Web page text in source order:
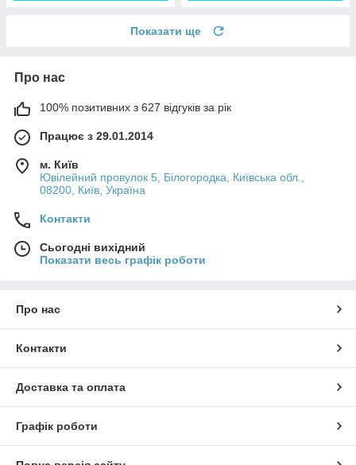
Показати ще
Про нас
100% позитивних з 627 відгуків за рік
Працює з 29.01.2014
м. Київ
Ювілейний провулок 5, Білогородка, Київська обл.,
08200, Київ, Україна
Контакти
Сьогодні вихідний
Показати весь графік роботи
Про нас
Контакти
Доставка та оплата
Графік роботи